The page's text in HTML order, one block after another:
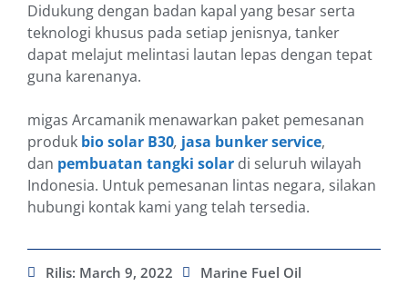
Didukung dengan badan kapal yang besar serta
teknologi khusus pada setiap jenisnya, tanker
dapat melajut melintasi lautan lepas dengan tepat
guna karenanya.
migas Arcamanik menawarkan paket pemesanan
produk bio solar B30, jasa bunker service,
dan pembuatan tangki solar di seluruh wilayah
Indonesia. Untuk pemesanan lintas negara, silakan
hubungi kontak kami yang telah tersedia.
Rilis: March 9, 2022 Marine Fuel Oil